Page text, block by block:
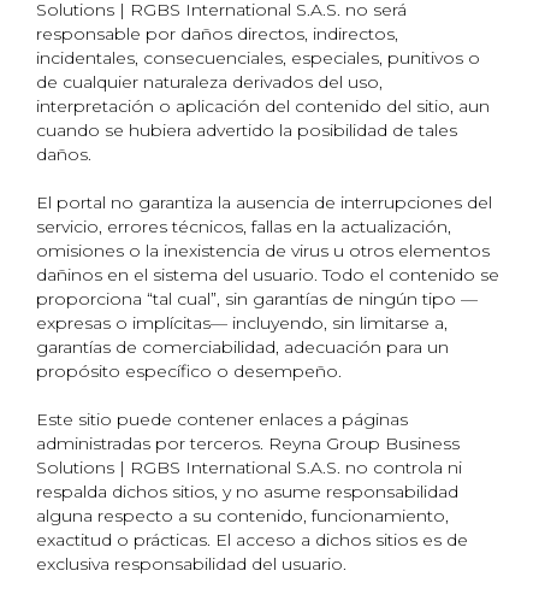
Solutions | RGBS International S.A.S. no será
responsable por daños directos, indirectos,
incidentales, consecuenciales, especiales, punitivos o
de cualquier naturaleza derivados del uso,
interpretación o aplicación del contenido del sitio, aun
cuando se hubiera advertido la posibilidad de tales
daños.
El portal no garantiza la ausencia de interrupciones del
servicio, errores técnicos, fallas en la actualización,
omisiones o la inexistencia de virus u otros elementos
dañinos en el sistema del usuario. Todo el contenido se
proporciona “tal cual”, sin garantías de ningún tipo —
expresas o implícitas— incluyendo, sin limitarse a,
garantías de comerciabilidad, adecuación para un
propósito específico o desempeño.
Este sitio puede contener enlaces a páginas
administradas por terceros. Reyna Group Business
Solutions | RGBS International S.A.S. no controla ni
respalda dichos sitios, y no asume responsabilidad
alguna respecto a su contenido, funcionamiento,
exactitud o prácticas. El acceso a dichos sitios es de
exclusiva responsabilidad del usuario.